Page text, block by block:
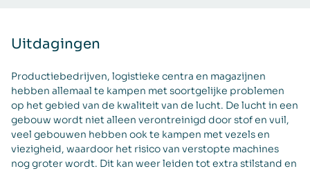
Uitdagingen
Productiebedrijven, logistieke centra en magazijnen
hebben allemaal te kampen met soortgelijke problemen
op het gebied van de kwaliteit van de lucht. De lucht in een
gebouw wordt niet alleen verontreinigd door stof en vuil,
veel gebouwen hebben ook te kampen met vezels en
viezigheid, waardoor het risico van verstopte machines
nog groter wordt. Dit kan weer leiden tot extra stilstand en